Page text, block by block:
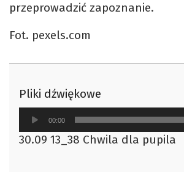
przeprowadzić zapoznanie.
Fot. pexels.com
Pliki dźwiękowe
Odtwarzacz
plików
dźwiękowych
00:00
30.09 13_38 Chwila dla pupila